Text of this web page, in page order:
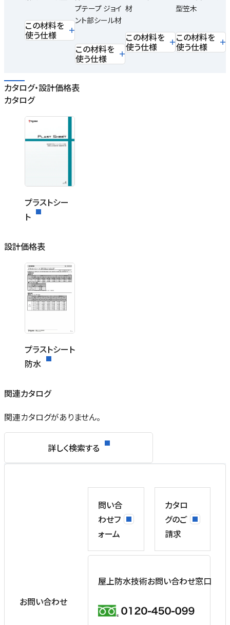
この材料を
使う仕様
プテープ ジョイ
ント部シール材
この材料を
使う仕様
材
この材料を
使う仕様
型笠木
この材料を
使う仕様
カタログ・設計価格表
カタログ
プラストシー
ト
設計価格表
プラストシート
防水
関連カタログ
関連カタログがありません。
詳しく検索する
お問い合わせ
問い合
わせフ
ォーム
カタロ
グのご
請求
屋上防水技術お問い合わせ窓口